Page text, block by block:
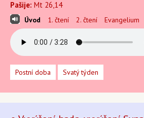
Pašije: Mt 26,14
Úvod 1. čtení 2. čtení Evangelium
Postní doba Svatý týden